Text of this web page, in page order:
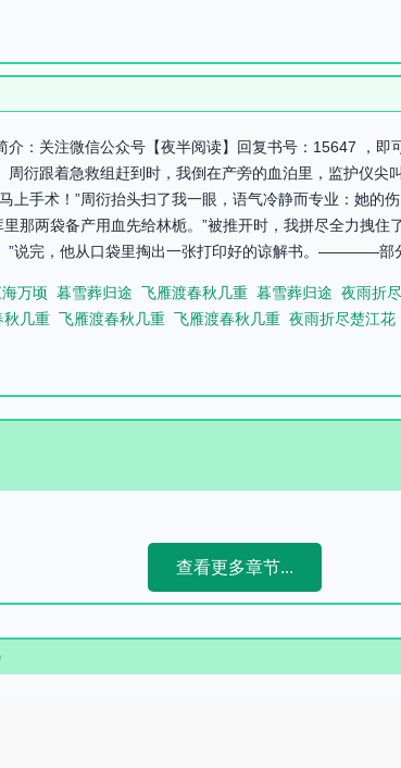
介：关注微信公众号【夜半阅读】回复书号：15647 ，
衍跟着急救组赶到时，我倒在产旁的血泊里，监护仪尖
上手术！”周衍抬头扫了我一眼，语气冷静而专业：她的
那两袋备产用血先给林栀。”被推开时，我拼尽全力拽住
”说完，他从口袋里掏出一张打印好的谅解书。————
万顷 暮雪葬归途 飞雁渡春秋几重 暮雪葬归途 夜雨折
秋几重 飞雁渡春秋几重 飞雁渡春秋几重 夜雨折尽楚江花
查看更多章节...